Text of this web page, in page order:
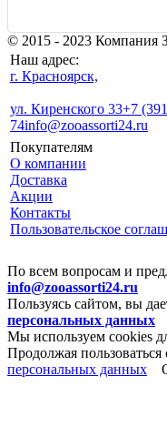
© 2015 - 2023 Компания
Наш адрес:
г. Красноярск,
ул. Киренского 33+7
74info@zooassorti24.ru
Покупателям
О компании
Доставка
Акции
Контакты
Пользовательское
По всем вопросам и
info@zooassorti24.ru
Пользуясь сайтом, вы
персональных данных
Мы используем cookies
Продолжая пользоваться
персональных данных